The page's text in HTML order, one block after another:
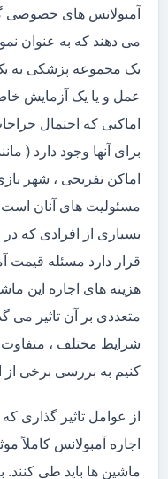
آمبولانس های خصوصی
می دهند که به عنوان
یک مجموعه پزشکی به
عمل و یا یک آزمایش
اماکنی که احتمال
برای آنها وجود دارد (
اماکن تفریحی ، شهر
مسئولیت های آنان
بسیاری از افرادی که
قرار دارد مسئله
هزینه های اجاره این
متعددی بر آن تاثیر می
شرایط مختلف ،
کنیم به بررسی برخی از
از عوامل تاثیر گذاری که
اجاره آمبولانس کاملاً
ماشین ها باید طی کنند.